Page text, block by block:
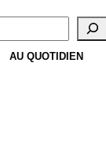
AU QUOTIDIEN